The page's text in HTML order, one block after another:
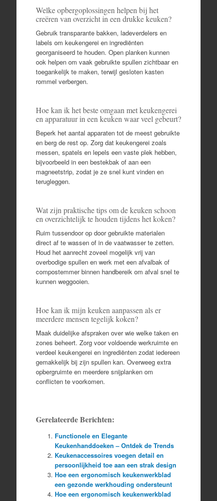
Welke opbergoplossingen helpen bij het
creëren van overzicht in een drukke keuken?
Gebruik transparante bakken, ladeverdelers en
labels om keukengerei en ingrediënten
georganiseerd te houden. Open planken kunnen
ook helpen om vaak gebruikte spullen zichtbaar en
toegankelijk te maken, terwijl gesloten kasten
rommel verbergen.
Hoe kan ik het beste omgaan met keukengerei
en apparatuur in een keuken waar veel gebeurt?
Beperk het aantal apparaten tot de meest gebruikte
en berg de rest op. Zorg dat keukengerei zoals
messen, spatels en lepels een vaste plek hebben,
bijvoorbeeld in een bestekbak of aan een
magneetstrip, zodat je ze snel kunt vinden en
terugleggen.
Wat zijn praktische tips om de keuken schoon
en overzichtelijk te houden tijdens het koken?
Ruim tussendoor op door gebruikte materialen
direct af te wassen of in de vaatwasser te zetten.
Houd het aanrecht zoveel mogelijk vrij van
overbodige spullen en werk met een afvalbak of
compostemmer binnen handbereik om afval snel te
kunnen weggooien.
Hoe kan ik mijn keuken aanpassen als er
meerdere mensen tegelijk koken?
Maak duidelijke afspraken over wie welke taken en
zones beheert. Zorg voor voldoende werkruimte en
verdeel keukengerei en ingrediënten zodat iedereen
gemakkelijk bij zijn spullen kan. Overweeg extra
opbergruimte en meerdere snijplanken om
conflicten te voorkomen.
Gerelateerde Berichten:
Functionele en Elegante
Keukenhanddoeken – Ontdek de Trends
Keukenaccessoires voegen detail en
persoonlijkheid toe aan een strak design
Hoe een ergonomisch keukenwerkblad
een gezonde werkhouding ondersteunt
Hoe een ergonomisch keukenwerkblad